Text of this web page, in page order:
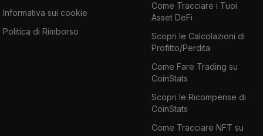
Informativa sui cookie
Politica di Rimborso
Come Tracciare i Tuoi
Asset DeFi
Scopri le Calcolazioni di
Profitto/Perdita
Come Fare Trading su
CoinStats
Scopri le Ricompense di
CoinStats
Come Tracciare NFT su